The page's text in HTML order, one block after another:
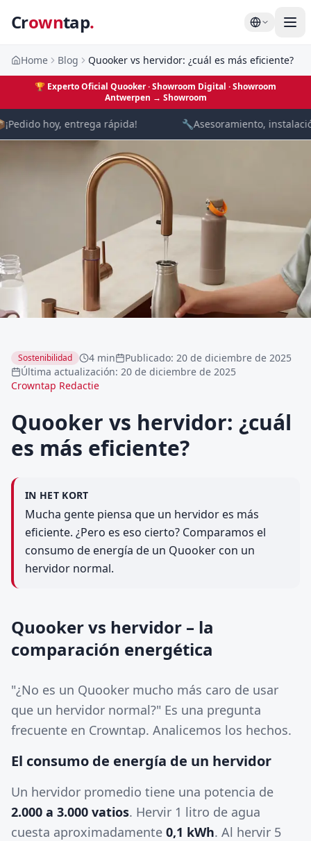
Crowntap.
Home Blog Quooker vs hervidor: ¿cuál es más eficiente?
🏆 Experto Oficial Quooker · Showroom Digital · Showroom
Antwerpen → Showroom
¡Pedido hoy, entrega rápida! 🔧Asesoramiento,
Sostenibilidad 4 min Publicado: 20 de diciembre de 2025
Última actualización: 20 de diciembre de 2025
Crowntap Redactie
Quooker vs hervidor: ¿cuál
es más eficiente?
IN HET KORT
Mucha gente piensa que un hervidor es más
eficiente. ¿Pero es eso cierto? Comparamos el
consumo de energía de un Quooker con un
hervidor normal.
Quooker vs hervidor – la
comparación energética
"¿No es un Quooker mucho más caro de usar
que un hervidor normal?" Es una pregunta
frecuente en Crowntap. Analicemos los hechos.
El consumo de energía de un hervidor
Un hervidor promedio tiene una potencia de
2.000 a 3.000 vatios. Hervir 1 litro de agua
cuesta aproximadamente 0,1 kWh. Al hervir 5